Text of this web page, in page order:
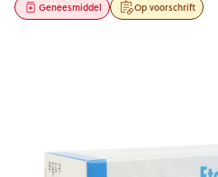
Op voorschrift
Geneesmiddel